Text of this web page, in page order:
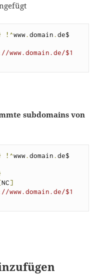
!^www.domain.
//www.domain.de/$1
subdomains von
!^www.domain.
NC]
//www.domain.de/$1